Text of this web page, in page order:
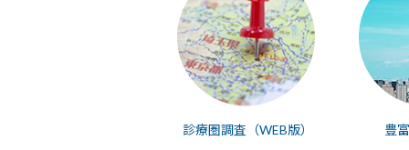
診療圏調査（WEB版） 豊